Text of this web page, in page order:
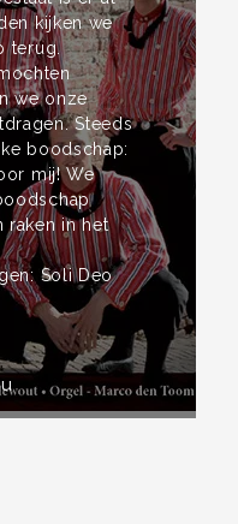
kijken we
terug.
we onze
Steeds
boodschap:
mij! We
raken in het
Soli Deo